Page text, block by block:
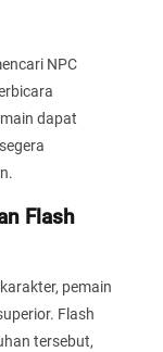
NPC
dapat
Flash
pemain
Flash
tersebut,